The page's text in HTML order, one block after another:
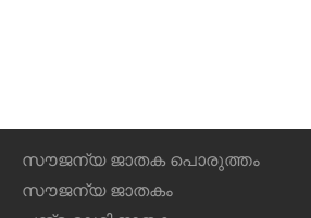
സൗജന്യ ജാതക പൊരുത്തം
സൗജന്യ ജാതകം